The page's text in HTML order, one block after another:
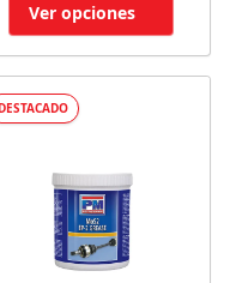
Ver opciones
DESTACADO